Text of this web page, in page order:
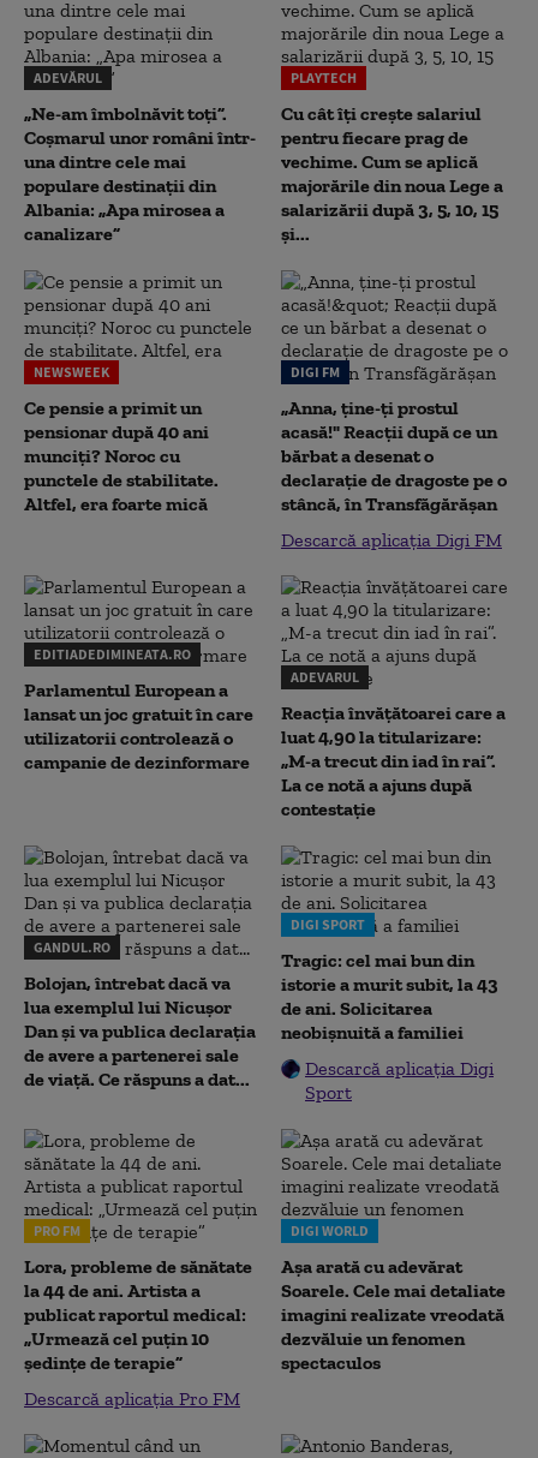
ADEVĂRUL
„Ne-am îmbolnăvit toți”.
Coșmarul unor români într-
una dintre cele mai
populare destinații din
Albania: „Apa mirosea a
canalizare”
PLAYTECH
Cu cât îți crește salariul
pentru fiecare prag de
vechime. Cum se aplică
majorările din noua Lege a
salarizării după 3, 5, 10, 15
și...
NEWSWEEK
Ce pensie a primit un
pensionar după 40 ani
munciți? Noroc cu
punctele de stabilitate.
Altfel, era foarte mică
DIGI FM
„Anna, ţine-ţi prostul
acasă!" Reacţii după ce un
bărbat a desenat o
declaraţie de dragoste pe o
stâncă, în Transfăgărăşan
Descarcă aplicația Digi FM
EDITIADEDIMINEATA.RO
Parlamentul European a
lansat un joc gratuit în care
utilizatorii controlează o
campanie de dezinformare
ADEVARUL
Reacția învățătoarei care a
luat 4,90 la titularizare:
„M-a trecut din iad în rai”.
La ce notă a ajuns după
contestație
GANDUL.RO
Bolojan, întrebat dacă va
lua exemplul lui Nicușor
Dan și va publica declarația
de avere a partenerei sale
de viață. Ce răspuns a dat...
DIGI SPORT
Tragic: cel mai bun din
istorie a murit subit, la 43
de ani. Solicitarea
neobișnuită a familiei
Descarcă aplicația Digi
Sport
PRO FM
Lora, probleme de sănătate
la 44 de ani. Artista a
publicat raportul medical:
„Urmează cel puțin 10
ședințe de terapie”
Descarcă aplicația Pro FM
DIGI WORLD
Așa arată cu adevărat
Soarele. Cele mai detaliate
imagini realizate vreodată
dezvăluie un fenomen
spectaculos